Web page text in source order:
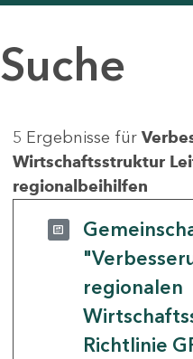
Suche
5 Ergebnisse für
Wirtschaftsstruktur
regionalbeihilfen
regionalen
Richtlinie